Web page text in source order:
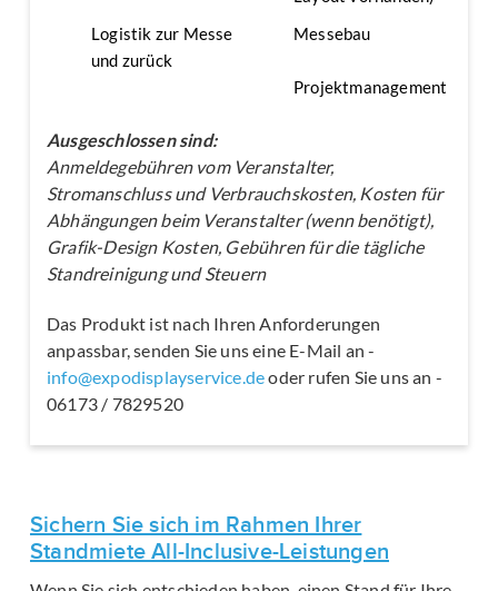
Logistik zur Messe
und zurück
Messebau
Projektmanagement
Ausgeschlossen sind:
Anmeldegebühren vom Veranstalter,
Stromanschluss und Verbrauchskosten, Kosten für
Abhängungen beim Veranstalter (wenn benötigt),
Grafik-Design Kosten, Gebühren für die tägliche
Standreinigung und Steuern
Das Produkt ist nach Ihren Anforderungen
anpassbar, senden Sie uns eine E-Mail an -
info@expodisplayservice.deoder rufen Sie uns an -
06173 / 7829520
Sichern Sie sich im Rahmen Ihrer
Standmiete All-Inclusive-Leistungen